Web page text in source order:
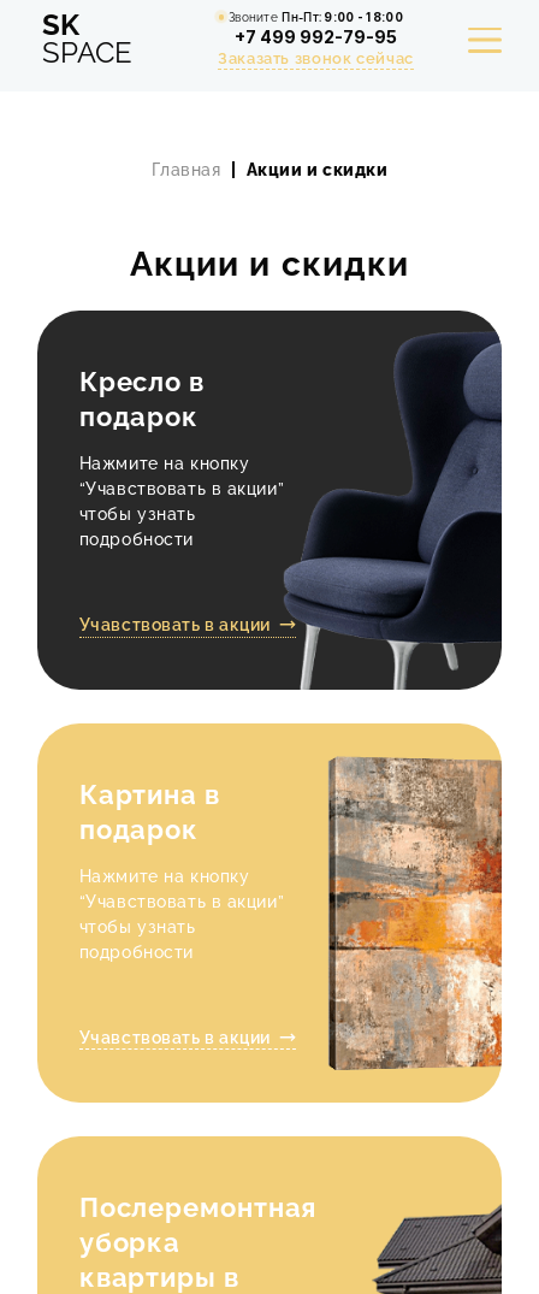
SK
SPACE
Звоните Пн-Пт: 9:00 - 18:00
+7 499 992-79-95
Заказать звонок сейчас
СТАТЬИ
СТОИМОСТЬ
О КОМПАНИИ
Главная Акции и скидки
Акции и скидки
Кресло в
подарок
Нажмите на кнопку
“Учавствовать в акции”
чтобы узнать
подробности
Учавствовать в акции
Картина в
подарок
Нажмите на кнопку
“Учавствовать в акции”
чтобы узнать
подробности
Учавствовать в акции
Послеремонтная
уборка
квартиры в